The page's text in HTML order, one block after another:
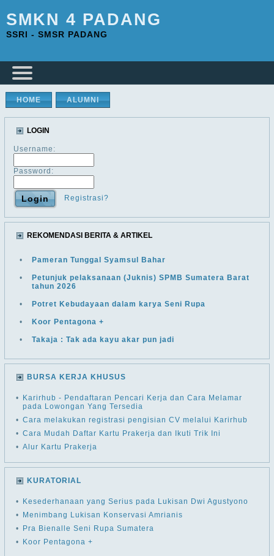
SMKN 4 PADANG
SSRI - SMSR PADANG
HOME ALUMNI
LOGIN
Username:
Password:
Registrasi?
REKOMENDASI BERITA & ARTIKEL
• Pameran Tunggal Syamsul Bahar
•
Petunjuk pelaksanaan (Juknis) SPMB Sumatera Barat
tahun 2026
• Potret Kebudayaan dalam karya Seni Rupa
• Koor Pentagona +
• Takaja : Tak ada kayu akar pun jadi
BURSA KERJA KHUSUS
•
Karirhub - Pendaftaran Pencari Kerja dan Cara Melamar
pada Lowongan Yang Tersedia
• Cara melakukan registrasi pengisian CV melalui Karirhub
• Cara Mudah Daftar Kartu Prakerja dan Ikuti Trik Ini
• Alur Kartu Prakerja
KURATORIAL
•
Kesederhanaan yang Serius pada Lukisan Dwi Agustyono
•
Menimbang Lukisan Konservasi Amrianis
•
Pra Bienalle Seni Rupa Sumatera
•
Koor Pentagona +